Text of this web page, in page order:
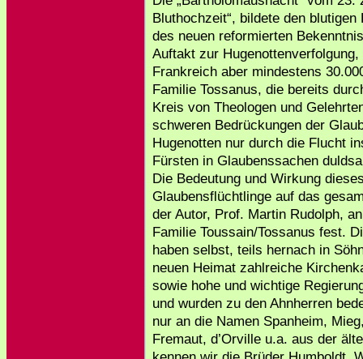
Bluthochzeit“, bildete den
des neuen reformierten
Auftakt zur
Frankreich aber mindestens
Familie Tossanus, die bereits
Kreis von Theologen und
schweren Bedrückungen der
Hugenotten nur durch die Flucht
Fürsten in Glaubenssachen
Die Bedeutung und Wirkung
Glaubensflüchtlinge auf das
der Autor, Prof. Martin Rudolph,
Familie Toussain/Tossanus fest.
haben selbst, teils hernach in
neuen Heimat zahlreiche
sowie hohe und wichtige
und wurden zu den Ahnherren
nur an die Namen Spanheim,
Fremaut, d’Orville u.a. aus der